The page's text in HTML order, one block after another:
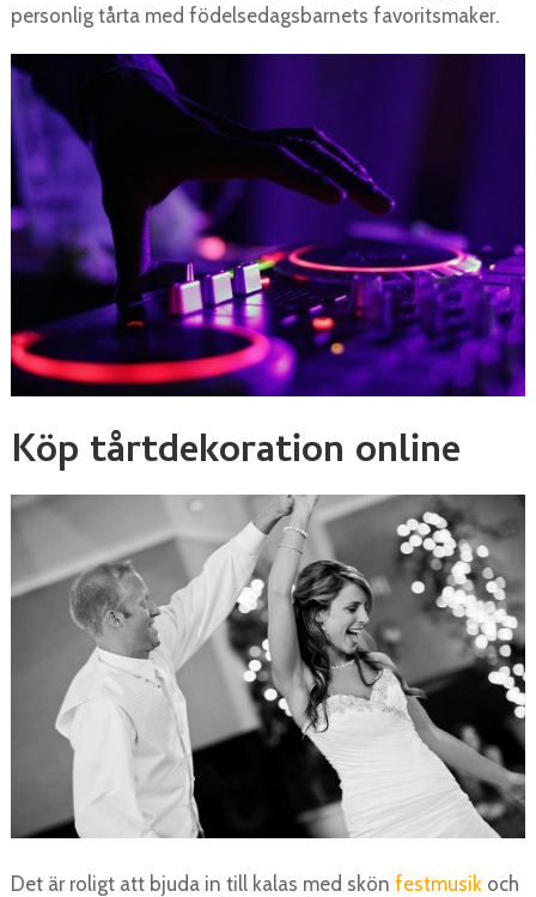
personlig tårta med födelsedagsbarnets favoritsmaker.
Köp tårtdekoration online
Det är roligt att bjuda in till kalas med skön festmusikoch